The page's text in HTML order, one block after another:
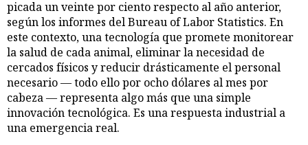
picada un veinte por ciento respecto al año anterior,
según los informes del Bureau of Labor Statistics. En
este contexto, una tecnología que promete monitorear
la salud de cada animal, eliminar la necesidad de
cercados físicos y reducir drásticamente el personal
necesario — todo ello por ocho dólares al mes por
cabeza — representa algo más que una simple
innovación tecnológica. Es una respuesta industrial a
una emergencia real.